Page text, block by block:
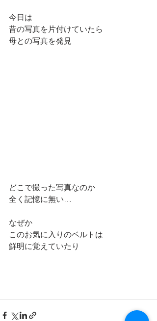
今日は
昔の写真を片付けていたら
母との写真を発見
どこで撮った写真なのか
全く記憶に無い…
なぜか
このお気に入りのベルトは
鮮明に覚えていたり